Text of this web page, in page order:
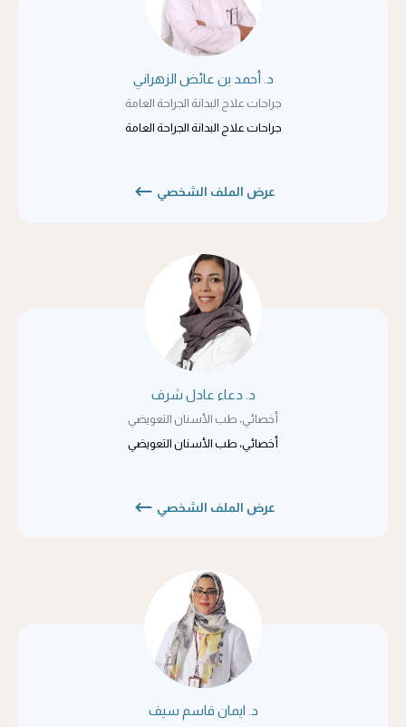
د. أحمد بن عائض الزهراني
جراحات علاج البدانة الجراحة العامة
جراحات علاج البدانة الجراحة العامة
عرض الملف الشخصي
د. دعاء عادل شرف
أخصائي، طب الأسنان التعويضي
أخصائي، طب الأسنان التعويضي
عرض الملف الشخصي
د. ايمان قاسم سيف